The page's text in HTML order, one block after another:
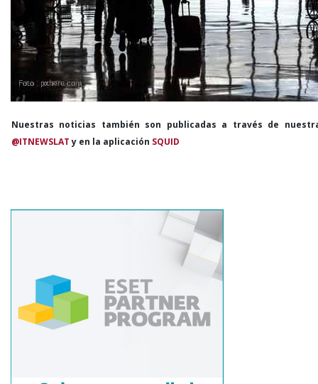
Nuestras noticias también son publicadas a través de
@ITNEWSLATy en la aplicación SQUID